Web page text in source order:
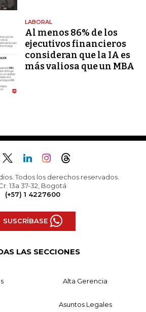
LABORAL
Al menos 86% de los
ejecutivos financieros
consideran que la IA es
más valiosa que un MBA
Todos los derechos reservados.
13a 37-32, Bogotá
(+57) 1 4227600
SUSCRÍBASE
LAS SECCIONES
Alta Gerencia
Asuntos Legales